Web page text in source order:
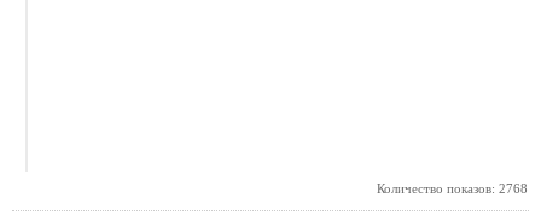
Количество показов: 2768